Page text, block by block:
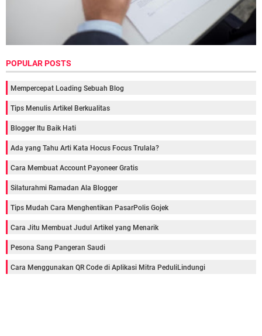
POPULAR POSTS
Mempercepat Loading Sebuah Blog
Tips Menulis Artikel Berkualitas
Blogger Itu Baik Hati
Ada yang Tahu Arti Kata Hocus Focus Trulala?
Cara Membuat Account Payoneer Gratis
Silaturahmi Ramadan Ala Blogger
Tips Mudah Cara Menghentikan PasarPolis Gojek
Cara Jitu Membuat Judul Artikel yang Menarik
Pesona Sang Pangeran Saudi
Cara Menggunakan QR Code di Aplikasi Mitra PeduliLindungi